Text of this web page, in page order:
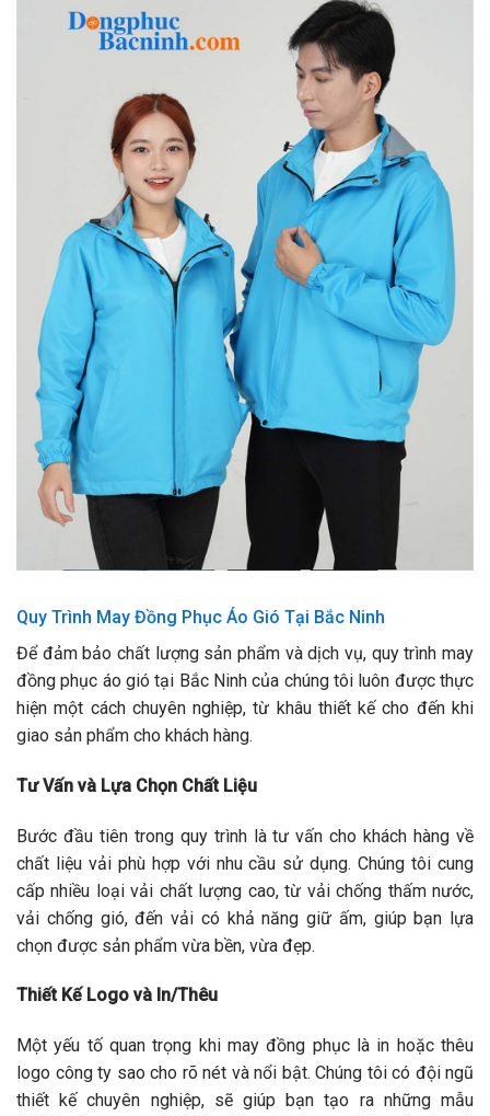
Quy Trình May Đồng Phục Áo Gió Tại Bắc Ninh
Để đảm bảo chất lượng sản phẩm và dịch vụ, quy trình may
đồng phục áo gió tại Bắc Ninh của chúng tôi luôn được thực
hiện một cách chuyên nghiệp, từ khâu thiết kế cho đến khi
giao sản phẩm cho khách hàng.
Tư Vấn và Lựa Chọn Chất Liệu
Bước đầu tiên trong quy trình là tư vấn cho khách hàng về
chất liệu vải phù hợp với nhu cầu sử dụng. Chúng tôi cung
cấp nhiều loại vải chất lượng cao, từ vải chống thấm nước,
vải chống gió, đến vải có khả năng giữ ấm, giúp bạn lựa
chọn được sản phẩm vừa bền, vừa đẹp.
Thiết Kế Logo và In/Thêu
Một yếu tố quan trọng khi may đồng phục là in hoặc thêu
logo công ty sao cho rõ nét và nổi bật. Chúng tôi có đội ngũ
thiết kế chuyên nghiệp, sẽ giúp bạn tạo ra những mẫu